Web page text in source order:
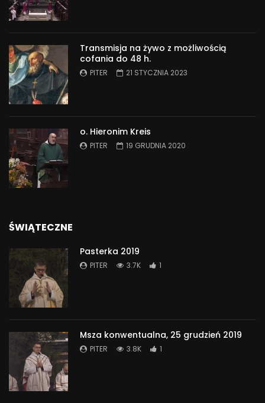
Transmisja na żywo z możliwością
cofania do 48 h.
PITER 21 STYCZNIA 2023
o. Hieronim Kreis
PITER 19 GRUDNIA 2020
ŚWIĄTECZNE
Pasterka 2019
PITER 3.7K 1
Msza konwentualna, 25 grudzień 2019
PITER 3.8K 1